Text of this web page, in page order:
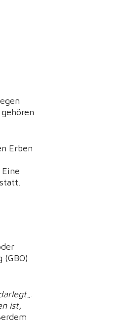
Erben
„.
ist,